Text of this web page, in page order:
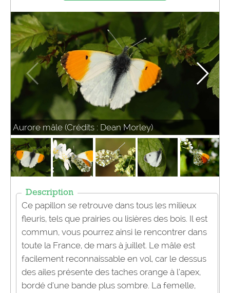
Aurore mâle (Crédits : Dean Morley)
Description
Ce papillon se retrouve dans tous les milieux
fleuris, tels que prairies ou lisières des bois. Il est
commun, vous pourrez ainsi le rencontrer dans
toute la France, de mars à juillet. Le mâle est
facilement reconnaissable en vol, car le dessus
des ailes présente des taches orange à l’apex,
bordé d’une bande plus sombre. La femelle,